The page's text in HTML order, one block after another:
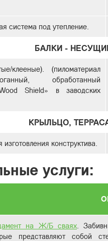
система под утепление.
БАЛКИ -
клееные). (пиломатериал
обработанный
Shield» в заводских
КРЫЛЬЦО,
конструктива.
услуги:
на Ж/Б сваях .
представляют собой